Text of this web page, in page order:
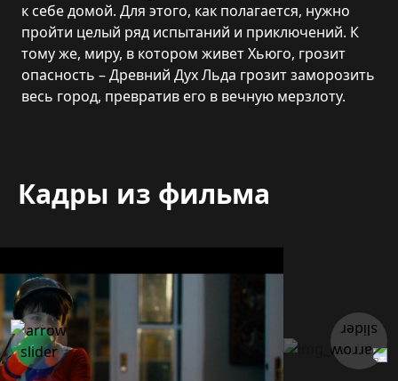
к себе домой. Для этого, как полагается, нужно
пройти целый ряд испытаний и приключений. К
тому же, миру, в котором живет Хьюго, грозит
опасность – Древний Дух Льда грозит заморозить
весь город, превратив его в вечную мерзлоту.
Кадры из фильма